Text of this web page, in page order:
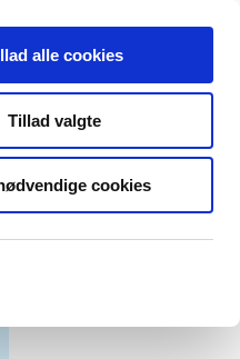
alle cookies
Tillad valgte
cookies